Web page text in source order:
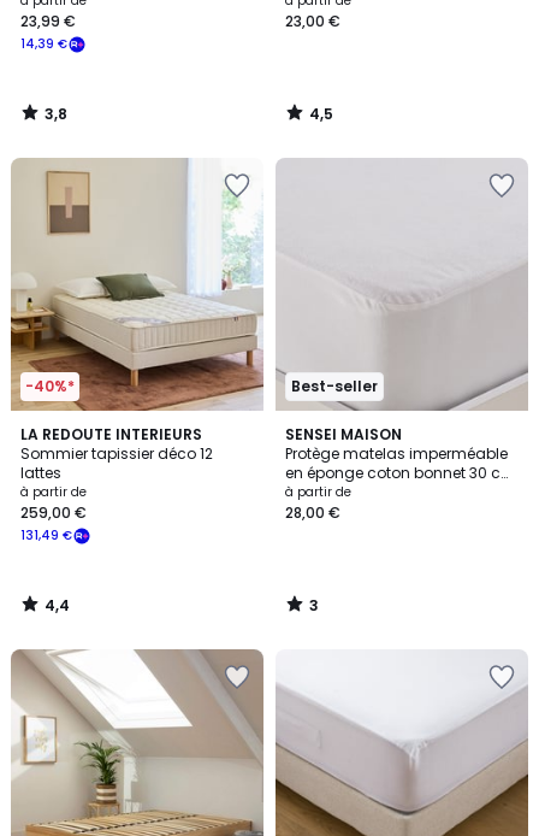
14,39 €
23,99 €
3,8
/
23,00 €
4,5
/
-40%*
LA REDOUTE INTERIEURS
Sommier tapissier déco 12
lattes
à partir de
131,49 €
259,00 €
4,4
/ 5
4,4
/
Best-seller
SENSEI MAISON
Protège matelas imperméable
en éponge coton bonnet 30 cm
200 g/m² SENSAFE
à partir de
28,00 €
3
/
5
3
/